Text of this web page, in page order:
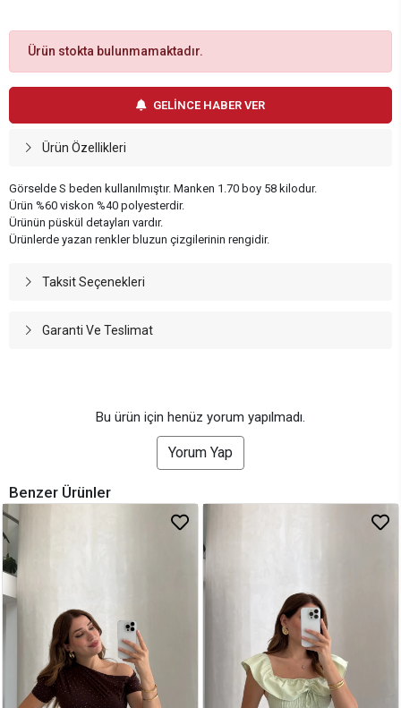
Ürün stokta bulunmamaktadır.
GELİNCE HABER VER
Ürün Özellikleri
Görselde S beden kullanılmıştır. Manken 1.70 boy 58 kilodur.
Ürün %60 viskon %40 polyesterdir.
Ürünün püskül detayları vardır.
Ürünlerde yazan renkler bluzun çizgilerinin rengidir.
Taksit Seçenekleri
Garanti Ve Teslimat
Bu ürün için henüz yorum yapılmadı.
Yorum Yap
Benzer Ürünler